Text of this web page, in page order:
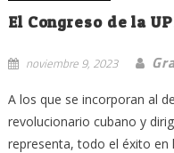
El Congreso de la
noviembre 9, 2023
A los que se incorporan al
revolucionario cubano y
representa, todo el éxito en